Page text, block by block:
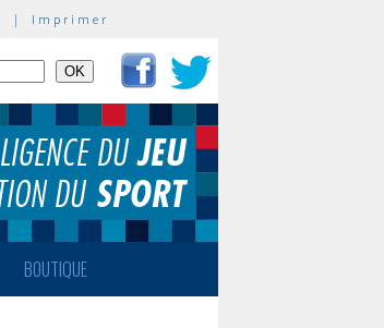
| Imprimer
BOUTIQUE